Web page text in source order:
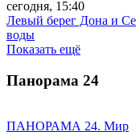
сегодня, 15:40
Левый берег Дона и
воды
Показать ещё
Панорама 24
ПАНОРАМА 24. Мир